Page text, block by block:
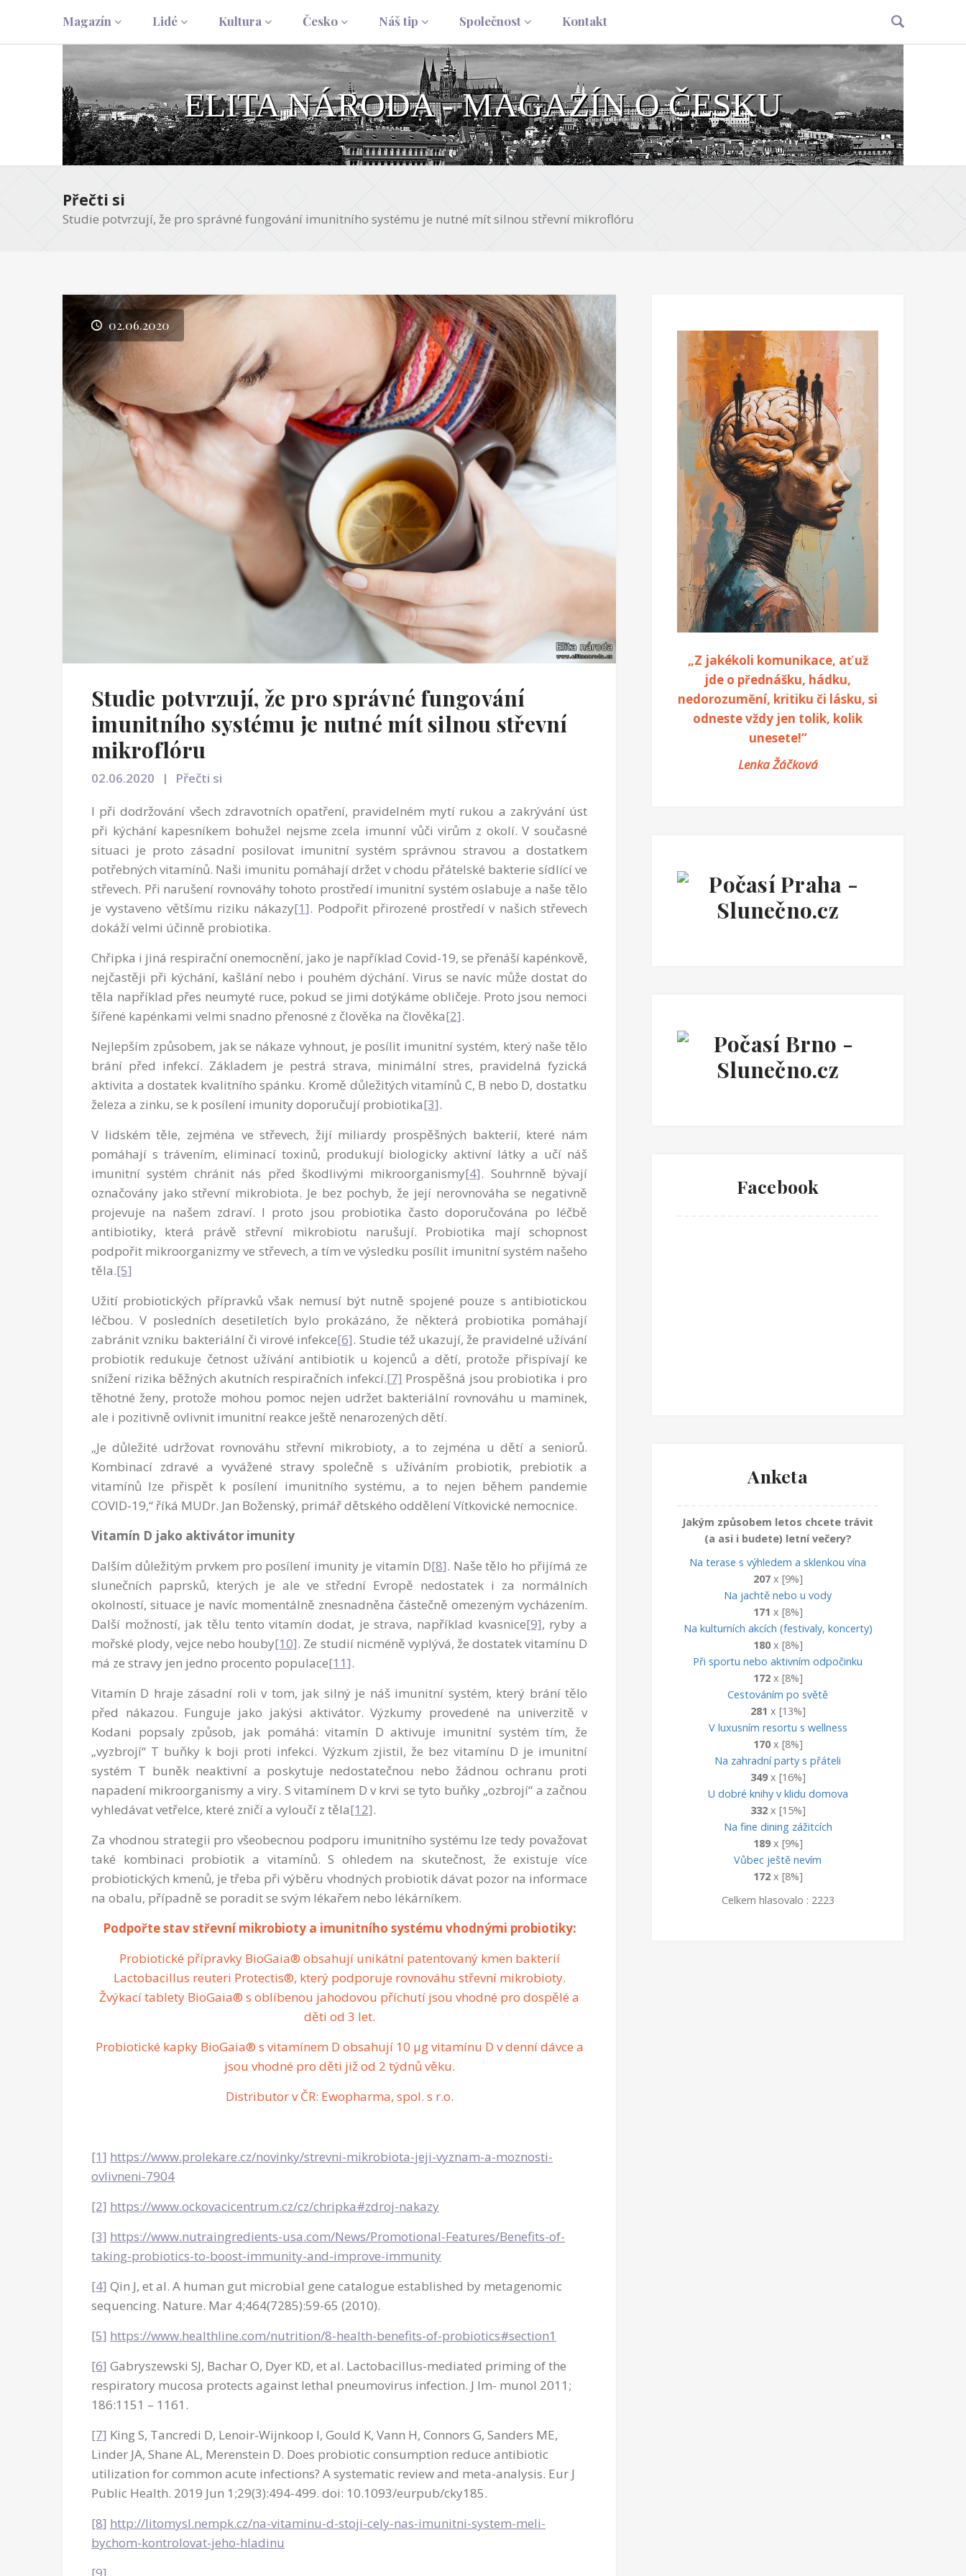
Magazín Lidé Kultura Česko Náš tip Společnost Kontakt
ELITA NÁRODA - MAGAZÍN O ČESKU
Přečti si
Studie potvrzují, že pro správné fungování imunitního systému je nutné mít silnou střevní mikroflóru
02.06.2020
Studie potvrzují, že pro správné fungování
imunitního systému je nutné mít silnou střevní
mikroflóru
02.06.2020
Přečti si
I při dodržování všech zdravotních opatření, pravidelném mytí rukou a zakrývání úst
při kýchání kapesníkem bohužel nejsme zcela imunní vůči virům z okolí. V současné
situaci je proto zásadní posilovat imunitní systém správnou stravou a dostatkem
potřebných vitamínů. Naši imunitu pomáhají držet v chodu přátelské bakterie sídlící ve
střevech. Při narušení rovnováhy tohoto prostředí imunitní systém oslabuje a naše tělo
je vystaveno většímu riziku nákazy[1]. Podpořit přirozené prostředí v našich střevech
dokáží velmi účinně probiotika.
Chřipka i jiná respirační onemocnění, jako je například Covid-19, se přenáší kapénkově,
nejčastěji při kýchání, kašlání nebo i pouhém dýchání. Virus se navíc může dostat do
těla například přes neumyté ruce, pokud se jimi dotýkáme obličeje. Proto jsou nemoci
šířené kapénkami velmi snadno přenosné z člověka na člověka[2].
Nejlepším způsobem, jak se nákaze vyhnout, je posílit imunitní systém, který naše tělo
brání před infekcí. Základem je pestrá strava, minimální stres, pravidelná fyzická
aktivita a dostatek kvalitního spánku. Kromě důležitých vitamínů C, B nebo D, dostatku
železa a zinku, se k posílení imunity doporučují probiotika[3].
V lidském těle, zejména ve střevech, žijí miliardy prospěšných bakterií, které nám
pomáhají s trávením, eliminací toxinů, produkují biologicky aktivní látky a učí náš
imunitní systém chránit nás před škodlivými mikroorganismy[4]. Souhrnně bývají
označovány jako střevní mikrobiota. Je bez pochyb, že její nerovnováha se negativně
projevuje na našem zdraví. I proto jsou probiotika často doporučována po léčbě
antibiotiky, která právě střevní mikrobiotu narušují. Probiotika mají schopnost
podpořit mikroorganizmy ve střevech, a tím ve výsledku posílit imunitní systém našeho
těla.[5]
Užití probiotických přípravků však nemusí být nutně spojené pouze s antibiotickou
léčbou. V posledních desetiletích bylo prokázáno, že některá probiotika pomáhají
zabránit vzniku bakteriální či virové infekce[6]. Studie též ukazují, že pravidelné užívání
probiotik redukuje četnost užívání antibiotik u kojenců a dětí, protože přispívají ke
snížení rizika běžných akutních respiračních infekcí.[7] Prospěšná jsou probiotika i pro
těhotné ženy, protože mohou pomoc nejen udržet bakteriální rovnováhu u maminek,
ale i pozitivně ovlivnit imunitní reakce ještě nenarozených dětí.
„Je důležité udržovat rovnováhu střevní mikrobioty, a to zejména u dětí a seniorů.
Kombinací zdravé a vyvážené stravy společně s užíváním probiotik, prebiotik a
vitamínů lze přispět k posílení imunitního systému, a to nejen během pandemie
COVID-19,“ říká MUDr. Jan Boženský, primář dětského oddělení Vítkovické nemocnice.
Vitamín D jako aktivátor imunity
Dalším důležitým prvkem pro posílení imunity je vitamín D[8]. Naše tělo ho přijímá ze
slunečních paprsků, kterých je ale ve střední Evropě nedostatek i za normálních
okolností, situace je navíc momentálně znesnadněna částečně omezeným vycházením.
Další možností, jak tělu tento vitamín dodat, je strava, například kvasnice[9], ryby a
mořské plody, vejce nebo houby[10]. Ze studií nicméně vyplývá, že dostatek vitamínu D
má ze stravy jen jedno procento populace[11].
Vitamín D hraje zásadní roli v tom, jak silný je náš imunitní systém, který brání tělo
před nákazou. Funguje jako jakýsi aktivátor. Výzkumy provedené na univerzitě v
Kodani popsaly způsob, jak pomáhá: vitamín D aktivuje imunitní systém tím, že
„vyzbrojí“ T buňky k boji proti infekci. Výzkum zjistil, že bez vitamínu D je imunitní
systém T buněk neaktivní a poskytuje nedostatečnou nebo žádnou ochranu proti
napadení mikroorganismy a viry. S vitamínem D v krvi se tyto buňky „ozbrojí“ a začnou
vyhledávat vetřelce, které zničí a vyloučí z těla[12].
Za vhodnou strategii pro všeobecnou podporu imunitního systému lze tedy považovat
také kombinaci probiotik a vitamínů. S ohledem na skutečnost, že existuje více
probiotických kmenů, je třeba při výběru vhodných probiotik dávat pozor na informace
na obalu, případně se poradit se svým lékařem nebo lékárníkem.
Podpořte stav střevní mikrobioty a imunitního systému vhodnými probiotiky:
Probiotické přípravky BioGaia® obsahují unikátní patentovaný kmen bakterií
Lactobacillus reuteri Protectis®, který podporuje rovnováhu střevní mikrobioty.
Žvýkací tablety BioGaia® s oblíbenou jahodovou příchutí jsou vhodné pro dospělé a
děti od 3 let.
Probiotické kapky BioGaia® s vitamínem D obsahují 10 µg vitamínu D v denní dávce a
jsou vhodné pro děti již od 2 týdnů věku.
Distributor v ČR: Ewopharma, spol. s r.o.
[1] https://www.prolekare.cz/novinky/strevni-mikrobiota-jeji-vyznam-a-moznosti-
ovlivneni-7904
[2] https://www.ockovacicentrum.cz/cz/chripka#zdroj-nakazy
[3] https://www.nutraingredients-usa.com/News/Promotional-Features/Benefits-of-
taking-probiotics-to-boost-immunity-and-improve-immunity
[4] Qin J, et al. A human gut microbial gene catalogue established by metagenomic
sequencing. Nature. Mar 4;464(7285):59-65 (2010).
[5] https://www.healthline.com/nutrition/8-health-benefits-of-probiotics#section1
[6] Gabryszewski SJ, Bachar O, Dyer KD, et al. Lactobacillus-mediated priming of the
respiratory mucosa protects against lethal pneumovirus infection. J Im- munol 2011;
186:1151 – 1161.
[7] King S, Tancredi D, Lenoir-Wijnkoop I, Gould K, Vann H, Connors G, Sanders ME,
Linder JA, Shane AL, Merenstein D. Does probiotic consumption reduce antibiotic
utilization for common acute infections? A systematic review and meta-analysis. Eur J
Public Health. 2019 Jun 1;29(3):494-499. doi: 10.1093/eurpub/cky185.
[8] http://litomysl.nempk.cz/na-vitaminu-d-stoji-cely-nas-imunitni-system-meli-
bychom-kontrolovat-jeho-hladinu
„Z jakékoli komunikace, ať už
jde o přednášku, hádku,
nedorozumění, kritiku či lásku, si
odneste vždy jen tolik, kolik
unesete!“
Lenka Žáčková
Facebook
Anketa
Jakým způsobem letos chcete trávit
(a asi i budete) letní večery?
Na terase s výhledem a sklenkou vína
207x [9%]
Na jachtě nebo u vody
171 x [8%]
Na kulturních akcích (festivaly, koncerty)
180x [8%]
Při sportu nebo aktivním odpočinku
172x [8%]
Cestováním po světě
281 x [13%]
V luxusním resortu s wellness
170x [8%]
Na zahradní party s přáteli
349x [16%]
U dobré knihy v klidu domova
332x [15%]
Na fine dining zážitcích
189x [9%]
Vůbec ještě nevím
172x [8%]
Celkem hlasovalo : 2223